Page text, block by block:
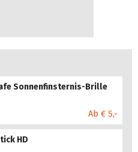
Sonnenfinsternis-Brille
Ab € 5,-
HD